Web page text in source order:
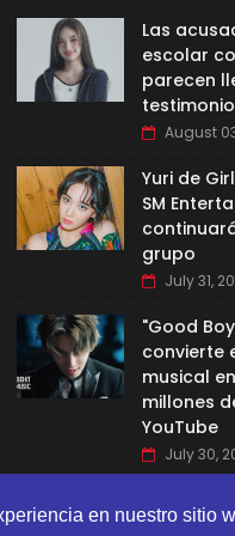
en nuestro sitio
Las
escolar
parecen
August
Yuri de
SM
grupo
July 31,
"Good
convierte
musical
millones
YouTube
July 30,